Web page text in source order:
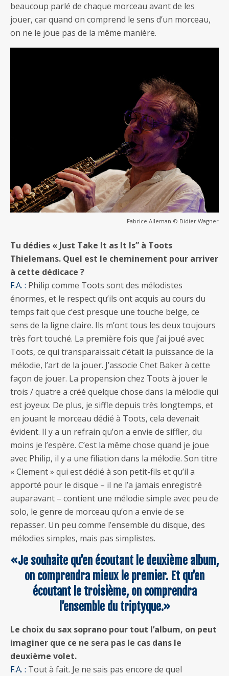
beaucoup parlé de chaque morceau avant de les
jouer, car quand on comprend le sens d’un morceau,
on ne le joue pas de la même manière.
Fabrice Alleman © Didier Wagner
Tu dédies « Just Take It as It Is” à Toots
Thielemans. Quel est le cheminement pour arriver
à cette dédicace ?
F.A. : Philip comme Toots sont des mélodistes
énormes, et le respect qu’ils ont acquis au cours du
temps fait que c’est presque une touche belge, ce
sens de la ligne claire. Ils m’ont tous les deux toujours
très fort touché. La première fois que j’ai joué avec
Toots, ce qui transparaissait c’était la puissance de la
mélodie, l’art de la jouer. J’associe Chet Baker à cette
façon de jouer. La propension chez Toots à jouer le
trois / quatre a créé quelque chose dans la mélodie qui
est joyeux. De plus, je siffle depuis très longtemps, et
en jouant le morceau dédié à Toots, cela devenait
évident. Il y a un refrain qu’on a envie de siffler, du
moins je l’espère. C’est la même chose quand je joue
avec Philip, il y a une filiation dans la mélodie. Son titre
« Clement » qui est dédié à son petit-fils et qu’il a
apporté pour le disque – il ne l’a jamais enregistré
auparavant – contient une mélodie simple avec peu de
solo, le genre de morceau qu’on a envie de se
repasser. Un peu comme l’ensemble du disque, des
mélodies simples, mais pas simplistes.
«Je souhaite qu’en écoutant le deuxième album,
on comprendra mieux le premier. Et qu’en
écoutant le troisième, on comprendra
l’ensemble du triptyque.»
Le choix du sax soprano pour tout l’album, on peut
imaginer que ce ne sera pas le cas dans le
deuxième volet.
F.A. : Tout à fait. Je ne sais pas encore de quel